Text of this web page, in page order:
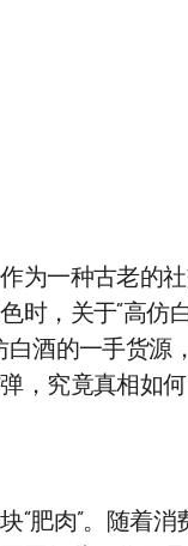
为一种古老的
时，关于“高仿
酒的一手货源
，究竟真相如何
“肥肉”。随着